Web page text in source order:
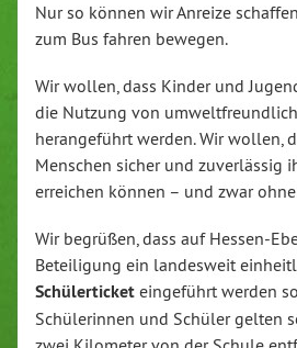
Nur so können wir Anreize
zum Bus fahren bewegen.
Wir wollen, dass Kinder und
die Nutzung von
herangeführt werden. Wir wollen,
Menschen sicher und zuverlässig
erreichen können – und zwar ohne
Wir begrüßen, dass auf Hessen-
Beteiligung ein landesweit
Schülerticket eingeführt werden
Schülerinnen und Schüler gelten